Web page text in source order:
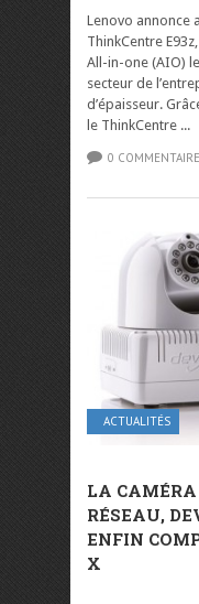
Lenovo annonce
ThinkCentre
All-in-one (AIO)
secteur de
d’épaisseur.
le ThinkCentre ...
0
ACTUALITÉS
LA
RÉSEAU,
ENFIN
X